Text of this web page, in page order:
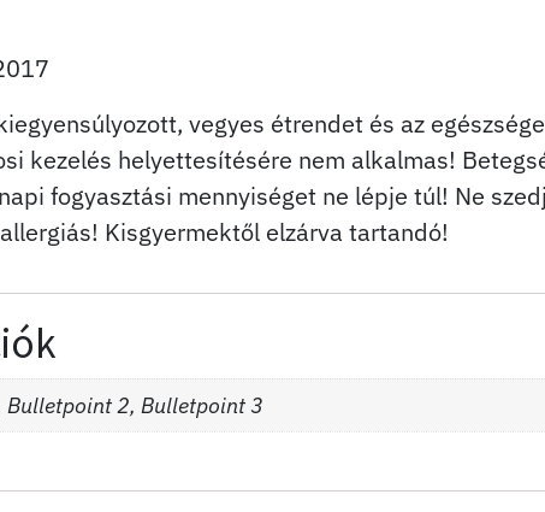
vegyes étrendet és az
kezelés helyettesítésére nem alkalmas!
fogyasztási mennyiséget ne lépje túl! Ne
Kisgyermektől elzárva tartandó!
2, Bulletpoint 3